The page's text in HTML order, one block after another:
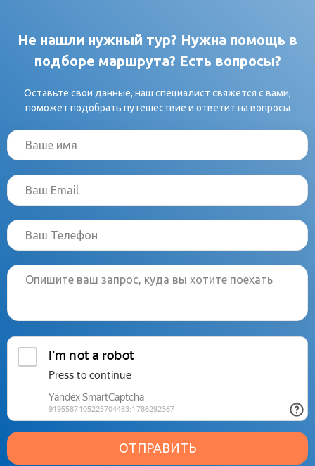
Не нашли нужный тур? Нужна помощь в
подборе маршрута? Есть вопросы?
Оставьте свои данные, наш специалист свяжется с вами,
поможет подобрать путешествие и ответит на вопросы
ОТПРАВИТЬ